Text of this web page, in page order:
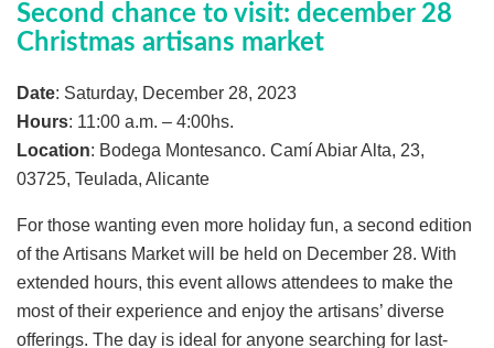
Second chance to visit: december 28
Christmas artisans market
Date: Saturday, December 28, 2023
Hours: 11:00 a.m. – 4:00hs.
Location: Bodega Montesanco. Camí Abiar Alta, 23,
03725, Teulada, Alicante
For those wanting even more holiday fun, a second edition
of the Artisans Market will be held on December 28. With
extended hours, this event allows attendees to make the
most of their experience and enjoy the artisans’ diverse
offerings. The day is ideal for anyone searching for last-